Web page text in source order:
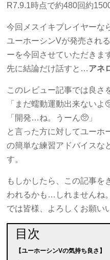
R7.9.1時点で約480回約
今回メスイキプレイヤーな
ユーホーシンVが発売され
ーを今回させていただきま
先に結論だけ話すと…アネ
このレビュー記事では良さ
「まだ蠕動運動出来ないよ
「開発…ね。うーん🥺」
と言った方に対してユーホ
の簡単な練習アドバイスな
す。
もしかしたら、この記事を
われるかも…しれませんね。
では皆様、よろしくお願い
目次
【ユーホーシンVの気持ち良さ】